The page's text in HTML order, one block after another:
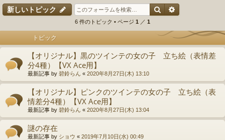
新しいトピック 検索
6 件のトピック • ページ 1 ／ 1
トピック
【オリジナル】黒のツインテの女の子 立ち絵（表情差
分4種）【VX Ace用】
最新記事 by 碧鈴らん « 2020年8月27日(木) 13:10
【オリジナル】ピンクのツインテの女の子 立ち絵（表
情差分4種）【VX Ace用】
最新記事 by 碧鈴らん « 2020年8月27日(木) 13:04
謎の存在
最新記事 by ショウ « 2019年7月10日(水) 00:49